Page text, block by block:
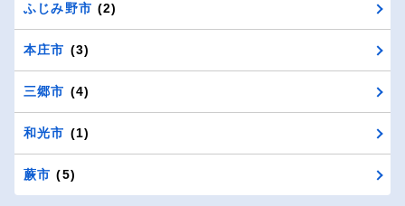
ふじみ野市 (2)
本庄市 (3)
三郷市 (4)
和光市 (1)
蕨市 (5)